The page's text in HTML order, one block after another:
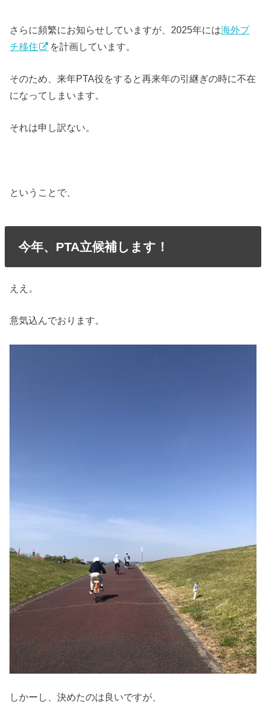
さらに頻繁にお知らせしていますが、2025年には海外プ
チ移住
を計画しています。
そのため、来年PTA役をすると再来年の引継ぎの時に不在
になってしまいます。
それは申し訳ない。
ということで、
今年、PTA立候補します！
ええ。
意気込んでおります。
しかーし、決めたのは良いですが、